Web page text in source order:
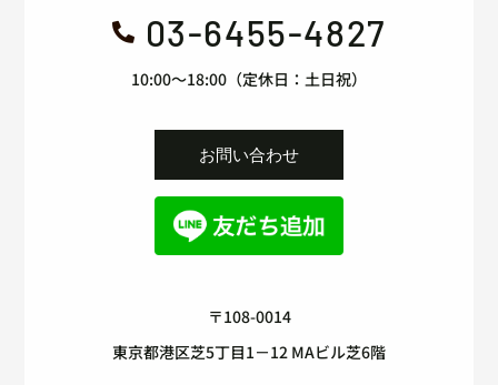
 03-6455-4827
10:00～18:00（定休日：土日祝）
お問い合わせ
〒108-0014
東京都港区芝5丁目1－12 MAビル芝6階